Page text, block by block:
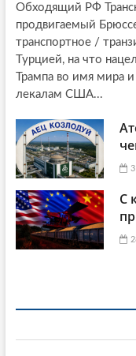
Обходящий РФ
продвигаемый
транспортное /
Турцией, на что
Трампа во имя мира
лекалам США...
С